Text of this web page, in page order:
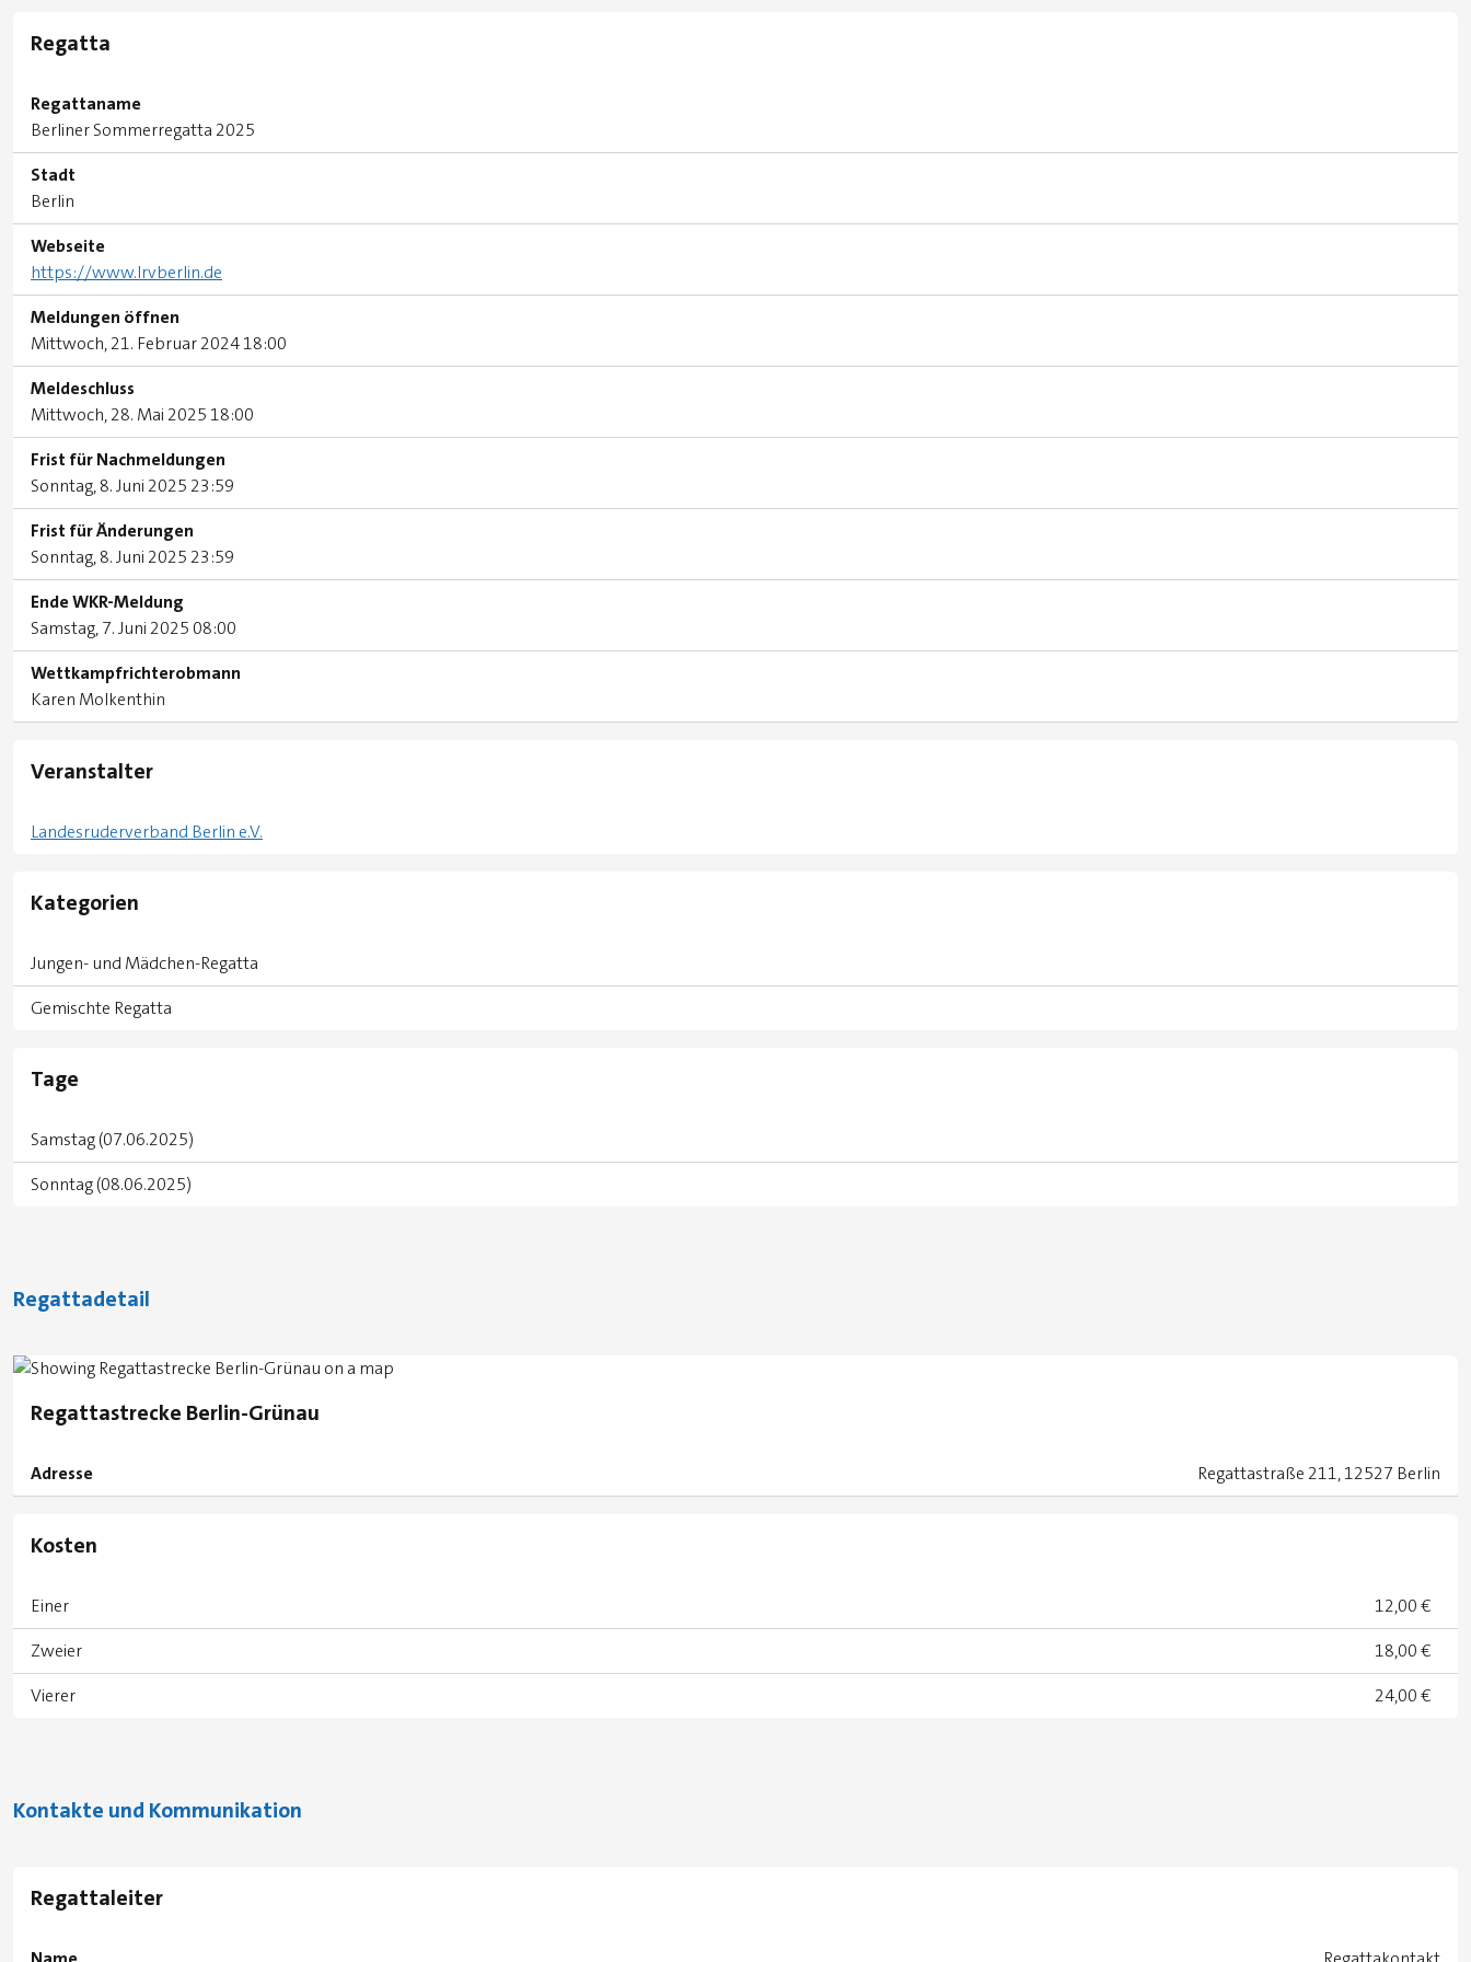
Regatta
Regattaname
Berliner Sommerregatta 2025
Stadt
Berlin
Webseite
https://www.lrvberlin.de
Meldungen öffnen
Mittwoch, 21. Februar 2024 18:00
Meldeschluss
Mittwoch, 28. Mai 2025 18:00
Frist für Nachmeldungen
Sonntag, 8. Juni 2025 23:59
Frist für Änderungen
Sonntag, 8. Juni 2025 23:59
Ende WKR-Meldung
Samstag, 7. Juni 2025 08:00
Wettkampfrichterobmann
Karen Molkenthin
Veranstalter
Landesruderverband Berlin e.V.
Kategorien
Jungen- und Mädchen-Regatta
Gemischte Regatta
Tage
Samstag (07.06.2025)
Sonntag (08.06.2025)
Regattadetail
Regattastrecke Berlin-Grünau
Adresse Regattastraße 211, 12527 Berlin
Kosten
Einer
12,00 €
Zweier
18,00 €
Vierer
24,00 €
Kontakte und Kommunikation
Regattaleiter